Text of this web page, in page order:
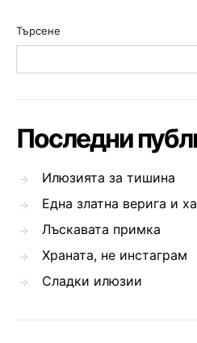
Търсене
Последни
Илюзията за тишина
Една златна верига и
Лъскавата примка
Храната, не инстаграм
Сладки илюзии